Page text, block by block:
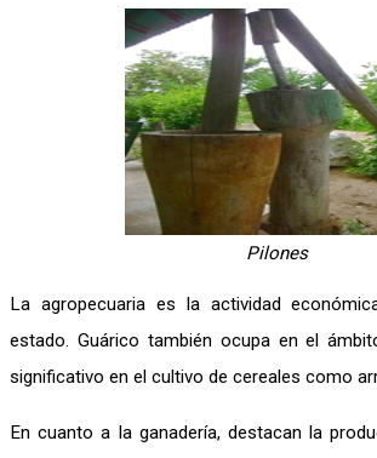
Pilones
La agropecuaria es la actividad
estado. Guárico también ocupa en el
significativo en el cultivo de cereales como
En cuanto a la ganadería, destacan la